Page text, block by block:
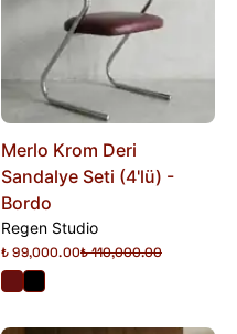
Merlo Krom Deri
Sandalye Seti (4'lü) -
Bordo
Regen Studio
₺ 99,000.00₺ 110,000.00